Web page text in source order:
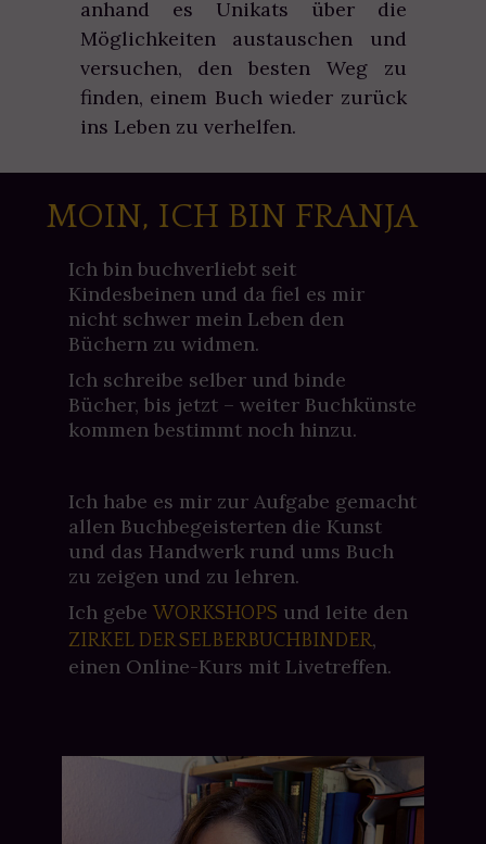
anhand es Unikats über die
Möglichkeiten austauschen und
versuchen, den besten Weg zu
finden, einem Buch wieder zurück
ins Leben zu verhelfen.
MOIN, ICH BIN FRANJA
Ich bin buchverliebt seit
Kindesbeinen und da fiel es mir
nicht schwer mein Leben den
Büchern zu widmen.
Ich schreibe selber und binde
Bücher, bis jetzt – weiter Buchkünste
kommen bestimmt noch hinzu.
Ich habe es mir zur Aufgabe gemacht
allen Buchbegeisterten die Kunst
und das Handwerk rund ums Buch
zu zeigen und zu lehren.
Ich gebeWORKSHOPS und leite den
ZIRKEL DER SELBERBUCHBINDER,
einen Online-Kurs mit Livetreffen.